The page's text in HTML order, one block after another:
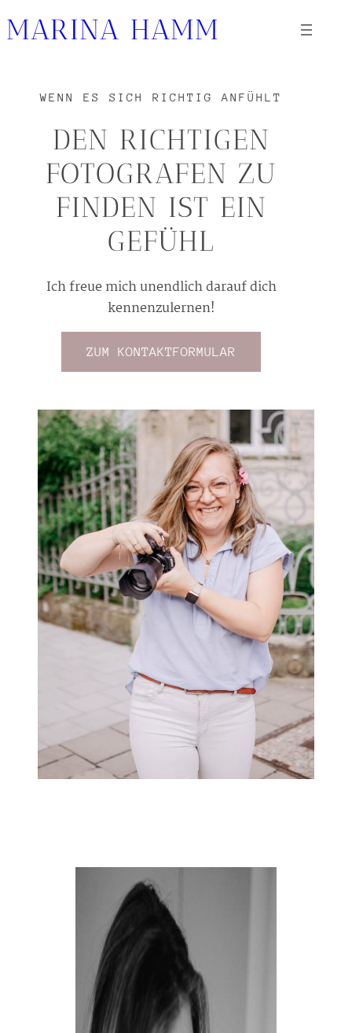
Zum
Inhalt
MARINA HAMM
WENN ES SICH RICHTIG ANFÜHLT
DEN RICHTIGEN
FOTOGRAFEN ZU
FINDEN IST EIN
GEFÜHL
Ich freue mich unendlich darauf dich
kennenzulernen!
ZUM KONTAKTFORMULAR